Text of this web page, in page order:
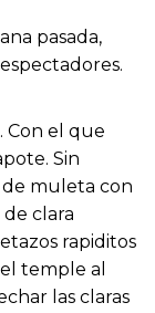
pasada,
Con el que
Sin
muleta con
clara
rapiditos
temple al
las claras